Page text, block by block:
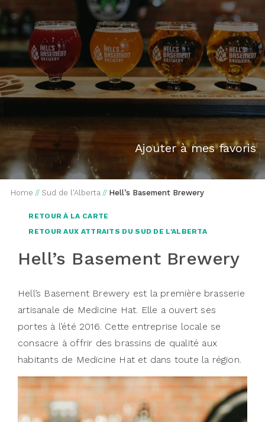
Ajouter à mes favoris
Home // Sud de l'Alberta // Hell’s Basement Brewery
RETOUR À LA CARTE
RETOUR AUX ATTRAITS DU SUD DE L'ALBERTA
Hell’s Basement Brewery
Hell’s Basement Brewery est la première brasserie
artisanale de Medicine Hat. Elle a ouvert ses
portes à l’été 2016. Cette entreprise locale se
consacre à offrir des brassins de qualité aux
habitants de Medicine Hat et dans toute la région.